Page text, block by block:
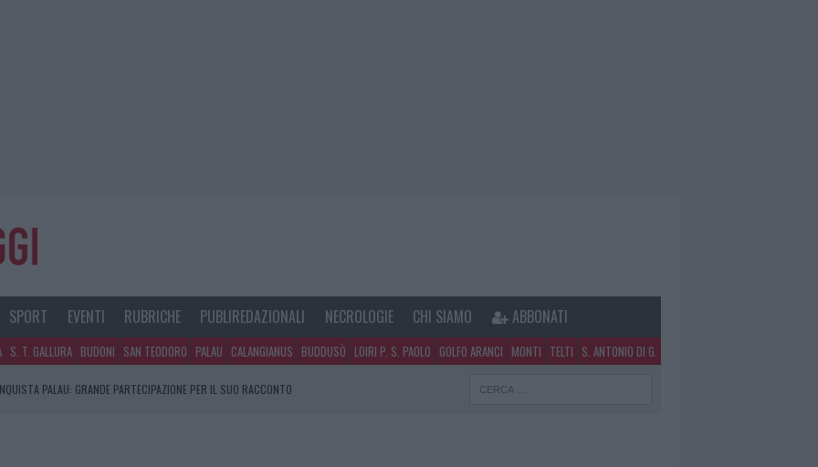
SPORT EVENTI RUBRICHE PUBLIREDAZIONALI NECROLOGIE CHI SIAMO ABBONATI
S. T. GALLURA BUDONI SAN TEODORO PALAU CALANGIANUS BUDDUSÒ LOIRI P. S. PAOLO GOLFO ARANCI MONTI TELTI S. ANTONIO DI G.
PALAU: GRANDE PARTECIPAZIONE PER IL SUO RACCONTO